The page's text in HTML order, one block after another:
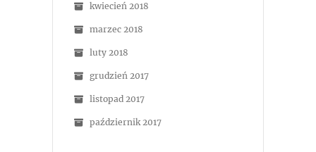
kwiecień 2018
marzec 2018
luty 2018
grudzień 2017
listopad 2017
październik 2017